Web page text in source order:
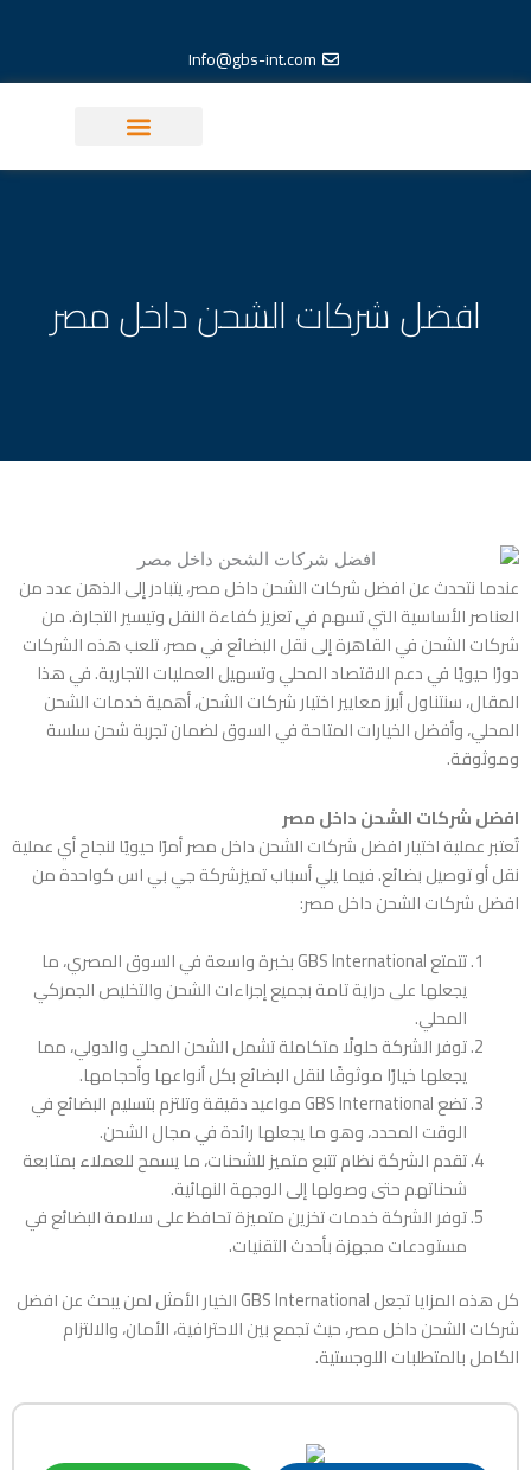
Info@gbs-int.com
افضل شركات الشحن داخل مصر
عندما نتحدث عن افضل شركات الشحن داخل مصر، يتبادر إلى الذهن عدد من
العناصر الأساسية التي تسهم في تعزيز كفاءة النقل وتيسير التجارة. من
شركات الشحن في القاهرة إلى نقل البضائع في مصر، تلعب هذه الشركات
دورًا حيويًا في دعم الاقتصاد المحلي وتسهيل العمليات التجارية. في هذا
المقال، سنتناول أبرز معايير اختيار شركات الشحن، أهمية خدمات الشحن
المحلي، وأفضل الخيارات المتاحة في السوق لضمان تجربة شحن سلسة
وموثوقة.
افضل شركات الشحن داخل مصر
تُعتبر عملية اختيار افضل شركات الشحن داخل مصر أمرًا حيويًا لنجاح أي عملية
نقل أو توصيل بضائع. فيما يلي أسباب تميزشركة جي بي اس كواحدة من
افضل شركات الشحن داخل مصر:
تتمتع GBS International بخبرة واسعة في السوق المصري، ما
يجعلها على دراية تامة بجميع إجراءات الشحن والتخليص الجمركي
المحلي.
توفر الشركة حلولًا متكاملة تشمل الشحن المحلي والدولي، مما
يجعلها خيارًا موثوقًا لنقل البضائع بكل أنواعها وأحجامها.
تضع GBS International مواعيد دقيقة وتلتزم بتسليم البضائع في
الوقت المحدد، وهو ما يجعلها رائدة في مجال الشحن.
تقدم الشركة نظام تتبع متميز للشحنات، ما يسمح للعملاء بمتابعة
شحناتهم حتى وصولها إلى الوجهة النهائية.
توفر الشركة خدمات تخزين متميزة تحافظ على سلامة البضائع في
مستودعات مجهزة بأحدث التقنيات.
كل هذه المزايا تجعل GBS International الخيار الأمثل لمن يبحث عن افضل
شركات الشحن داخل مصر، حيث تجمع بين الاحترافية، الأمان، والالتزام
الكامل بالمتطلبات اللوجستية.